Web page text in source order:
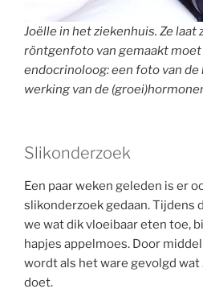
Joëlle in het ziekenhuis. Ze laat
röntgenfoto van gemaakt moet
endocrinoloog: een foto van
werking van de
Slikonderzoek
Een paar weken geleden is er
slikonderzoek gedaan. Tijdens
we wat dik vloeibaar eten toe,
hapjes appelmoes. Door
wordt als het ware gevolgd wat
doet.